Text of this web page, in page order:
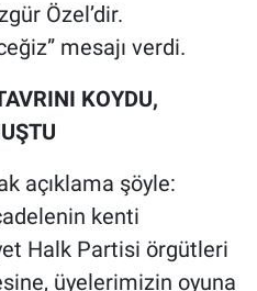
Özel’dir.
mesajı verdi.
KOYDU,
açıklama şöyle:
kenti
Halk Partisi örgütleri
üyelerimizin oyuna